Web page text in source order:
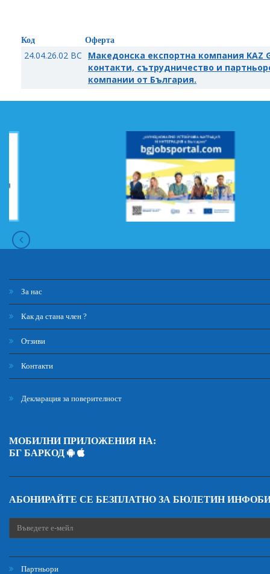
Код Оферта
24.04.26.02 BC
Македонска експортна компания KAZ
контакти, сътрудничество и
компании от България.
За нас
Как да стана член ?
Отзиви
Контакти
Декларация за поверителност
МОБИЛНИ ПРИЛОЖЕНИЯ НА:
БГ БАРКОД
АБОНИРАЙТЕ СЕ БЕЗПЛАТНО ЗА БЮЛЕТИН
Партньори